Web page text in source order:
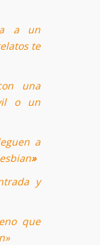
a un
te
una
o un
a
»
y
que